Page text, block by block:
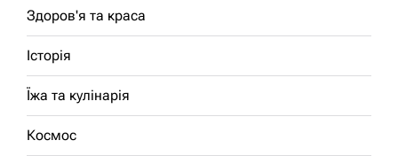
Здоров'я та краса
Історія
Їжа та кулінарія
Космос